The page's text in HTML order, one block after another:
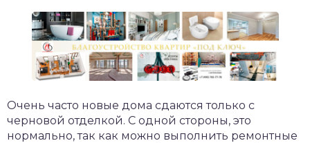
Очень часто новые дома сдаются только с
черновой отделкой. С одной стороны, это
нормально, так как можно выполнить ремонтные